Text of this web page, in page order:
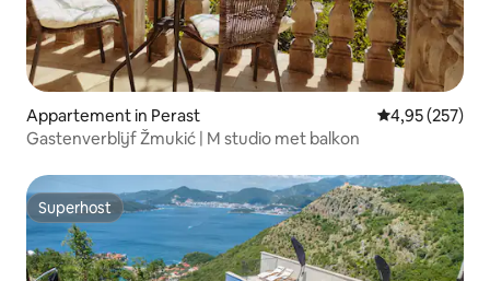
Appartement in Perast Gemiddelde
4,95 (257)
Gastenverblijf Žmukić | M studio met balkon
Superhost
Superhost